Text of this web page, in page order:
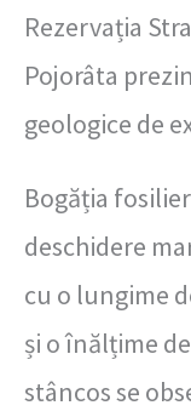
Rezervația
Pojorâta
geologice de
Bogăția
deschidere
cu o lungime
și o înălțime
stâncos se